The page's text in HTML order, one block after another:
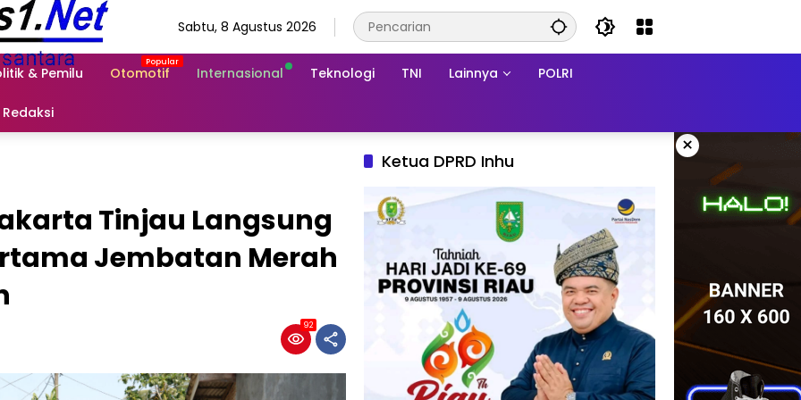
Sabtu, 8 Agustus 2026
& Pemilu Otomotif Internasional Teknologi TNI Lainnya POLRI
Redaksi
×
Tinjau Langsung
Jembatan Merah
92
Ketua DPRD Inhu